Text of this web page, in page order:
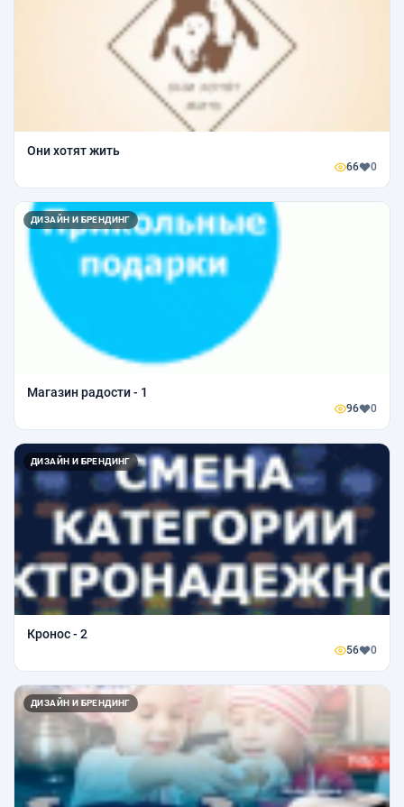
Они хотят жить
66 0
ДИЗАЙН И БРЕНДИНГ
Магазин радости - 1
96 0
ДИЗАЙН И БРЕНДИНГ
Кронос - 2
56 0
ДИЗАЙН И БРЕНДИНГ